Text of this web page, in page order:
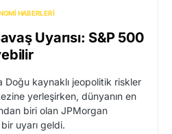
HABERLERI
Uyarısı: S&P 500
Doğu kaynaklı jeopolitik riskler
yerleşirken, dünyanın en
biri olan JPMorgan
uyarı geldi.